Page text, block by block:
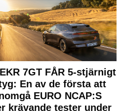
7GT FÅR 5-stjärnigt
En av de första att
EURO NCAP:S
krävande tester under